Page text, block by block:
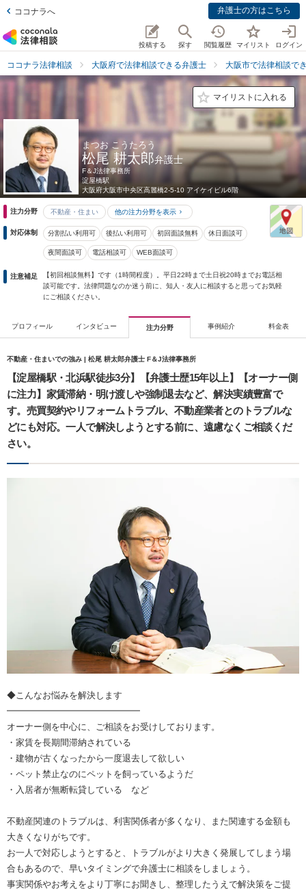
ココナラへ 弁護士の方はこちら
投稿する 探す 閲覧履歴 マイリスト ログイン
ココナラ法律相談 大阪府で法律相談できる弁護士 大阪市で法律相談で
マイリストに入れる
まつお こうたろう
松尾 耕太郎弁護士
F＆J法律事務所
淀屋橋駅
大阪府大阪市中央区高麗橋2-5-10 アイケイビル6階
注力分野 不動産・住まい 他の注力分野を表示
対応体制 分割払い利用可 後払い利用可 初回面談無料 休日面談可
夜間面談可 電話相談可 WEB面談可
注意補足
【初回相談無料】です（1時間程度）。平日22時まで土日祝20時までお電話相
談可能です。法律問題なのか迷う前に、知人・友人に相談すると思ってお気軽
にご相談ください。
プロフィール インタビュー 注力分野 事例紹介 料金表
不動産・住まいでの強み | 松尾 耕太郎弁護士 F＆J法律事務所
【淀屋橋駅・北浜駅徒歩3分】【弁護士歴15年以上】【オーナー側
に注力】家賃滞納・明け渡しや強制退去など、解決実績豊富で
す。売買契約やリフォームトラブル、不動産業者とのトラブルな
どにも対応。一人で解決しようとする前に、遠慮なくご相談くだ
さい。
◆こんなお悩みを解決します
━━━━━━━━━━━━━━━
オーナー側を中心に、ご相談をお受けしております。
・家賃を長期間滞納されている
・建物が古くなったから一度退去して欲しい
・ペット禁止なのにペットを飼っているようだ
・入居者が無断転貸している など
不動産関連のトラブルは、利害関係者が多くなり、また関連する金額も
大きくなりがちです。
お一人で対応しようとすると、トラブルがより大きく発展してしまう場
合もあるので、早いタイミングで弁護士に相談をしましょう。
事実関係やお考えをより丁寧にお聞きし、整理したうえで解決策をご提